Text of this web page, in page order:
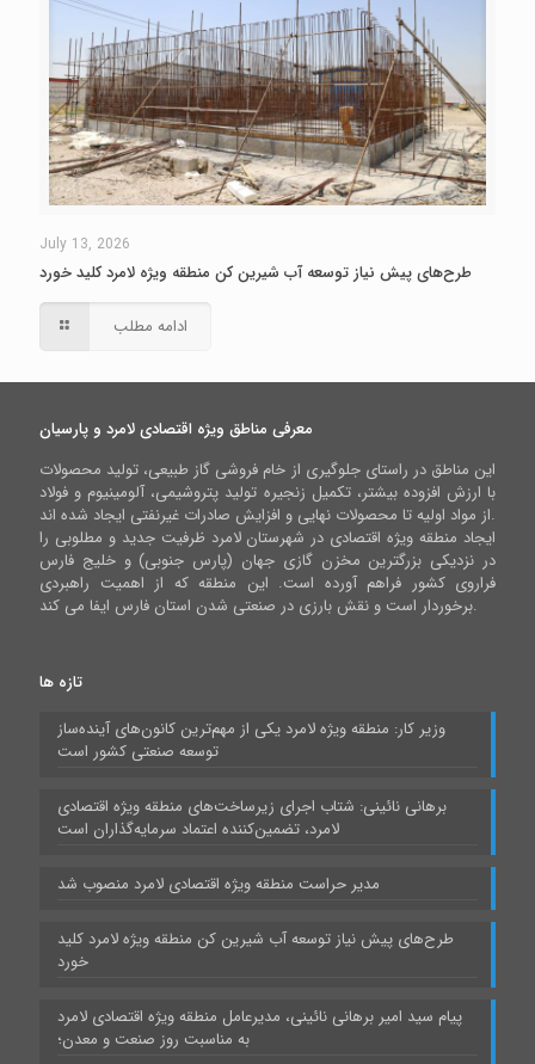
July 13, 2026
طرح‌های پیش نیاز توسعه آب شیرین کن منطقه ویژه لامرد کلید خورد
ادامه مطلب
معرفی مناطق ویژه اقتصادی لامرد و پارسیان
این مناطق در راستای جلوگیری از خام فروشی گاز طبیعی، تولید محصولات
با ارزش افزوده بیشتر، تکمیل زنجیره تولید پتروشیمی، آلومینیوم و فولاد
از مواد اولیه تا محصولات نهایی و افزایش صادرات غیرنفتی ایجاد شده اند.
ایجاد منطقه ویژه اقتصادی در شهرستان لامرد ظرفیت جدید و مطلوبی را
در نزدیکی بزرگترین مخزن گازی جهان (پارس جنوبی) و خلیج فارس
فراروی کشور فراهم آورده است. این منطقه که از اهمیت راهبردی
برخوردار است و نقش بارزی در صنعتی شدن استان فارس ایفا می کند.
تازه ها
وزیر کار: منطقه ویژه لامرد یکی از مهم‌ترین کانون‌های آینده‌ساز
توسعه صنعتی کشور است
برهانی نائینی: شتاب اجرای زیرساخت‌های منطقه ویژه اقتصادی
لامرد، تضمین‌کننده اعتماد سرمایه‌گذاران است
مدیر حراست منطقه ویژه اقتصادی لامرد منصوب شد
طرح‌های پیش نیاز توسعه آب شیرین کن منطقه ویژه لامرد کلید
خورد
پیام سید امیر برهانی نائینی، مدیرعامل منطقه ویژه اقتصادی لامرد
به مناسبت روز صنعت و معدن؛